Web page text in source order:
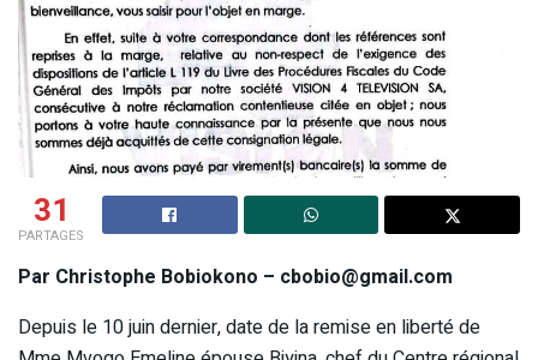
31
PARTAGES
Par Christophe Bobiokono – cbobio@gmail.com
Depuis le 10 juin dernier, date de la remise en liberté de